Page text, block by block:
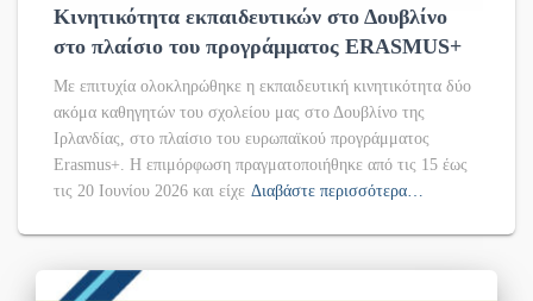
Κινητικότητα εκπαιδευτικών στο Δουβλίνο
στο πλαίσιο του προγράμματος ERASMUS+
Με επιτυχία ολοκληρώθηκε η εκπαιδευτική κινητικότητα δύο
ακόμα καθηγητών του σχολείου μας στο Δουβλίνο της
Ιρλανδίας, στο πλαίσιο του ευρωπαϊκού προγράμματος
Erasmus+. Η επιμόρφωση πραγματοποιήθηκε από τις 15 έως
τις 20 Ιουνίου 2026 και είχε Διαβάστε περισσότερα…